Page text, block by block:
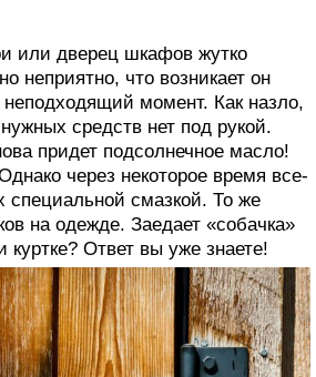
или дверец шкафов жутко
неприятно, что возникает он
момент. Как назло,
средств нет под рукой.
придет подсолнечное масло!
через некоторое время все-
специальной смазкой. То же
на одежде. Заедает «собачка»
куртке? Ответ вы уже знаете!